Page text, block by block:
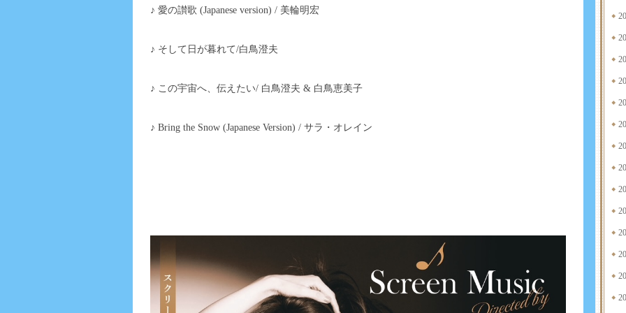
♪ 愛の讃歌 (Japanese version) / 美輪明宏
♪ そして日が暮れて/白鳥澄夫
♪ この宇宙へ、伝えたい/ 白鳥澄夫 & 白鳥恵美子
♪ Bring the Snow (Japanese Version) / サラ・オレイン